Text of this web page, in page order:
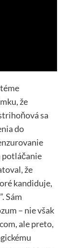
že
sa
do
potláčanie
že
kandiduje,
Sám
– nie však
ale preto,